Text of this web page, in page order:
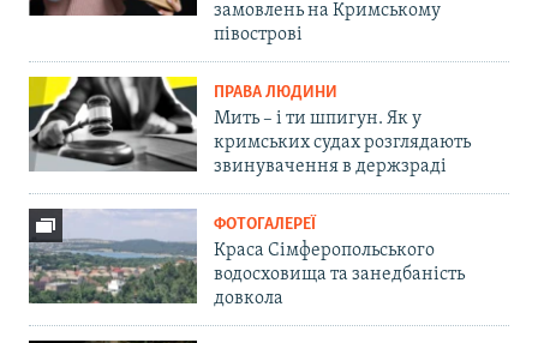
замовлень на Кримському
півострові
ПРАВА ЛЮДИНИ
Мить – і ти шпигун. Як у
кримських судах розглядають
звинувачення в держзраді
ФОТОГАЛЕРЕЇ
Краса Сімферопольського
водосховища та занедбаність
довкола